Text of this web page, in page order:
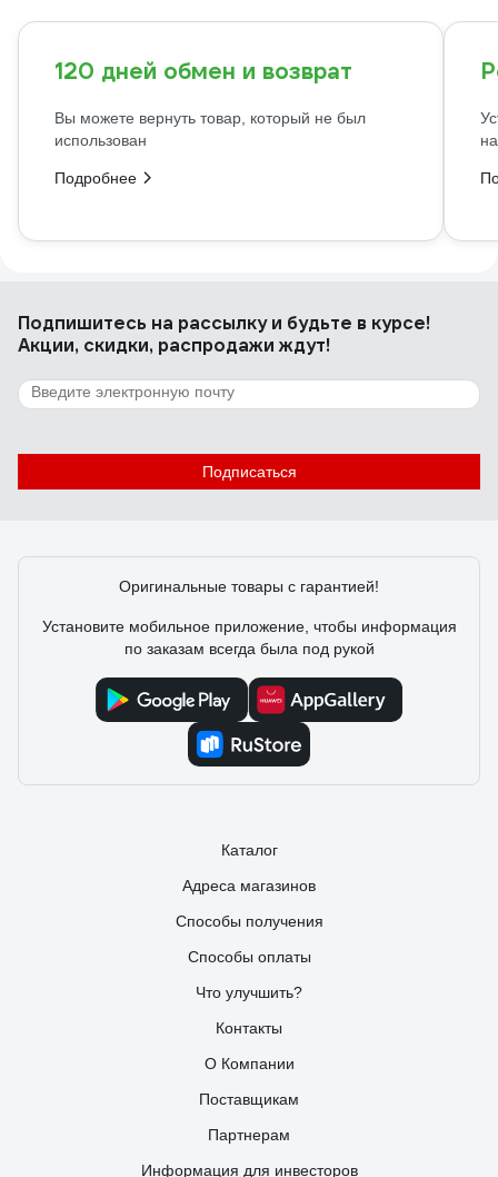
120 дней обмен и возврат
Вы можете вернуть товар, который не был
использован
Подробнее
Подпишитесь на рассылкуи будьте в курсе!
Акции, скидки, распродажи ждут!
Подписаться
Оригинальные товары с гарантией!
Установите мобильное приложение, чтобы информация
по заказам всегда была под рукой
Каталог
Адреса магазинов
Способы получения
Способы оплаты
Что улучшить?
Контакты
О Компании
Поставщикам
Партнерам
Информация для инвесторов